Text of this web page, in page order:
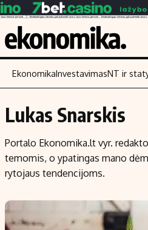
Turinys
Naujienos
Aplinka
Verslas
Energetika
Ekonomika
EkonomikaInvestavimasNT ir
Lukas Snarskis
Portalo Ekonomika.lt vyr.
temomis, o ypatingas mano
rytojaus tendencijoms.